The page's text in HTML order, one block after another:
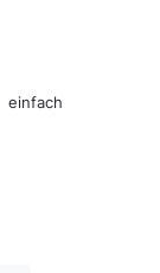
einfach